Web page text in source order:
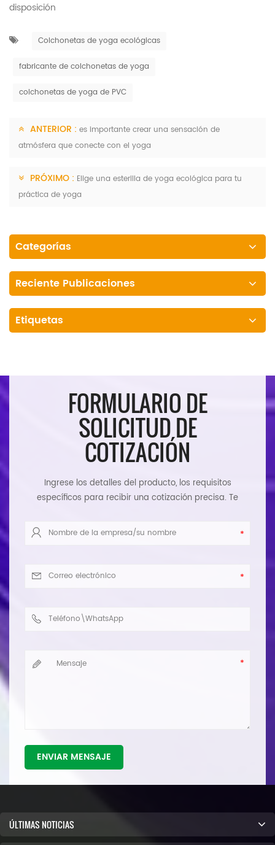
disposición
Colchonetas de yoga ecológicas
fabricante de colchonetas de yoga
colchonetas de yoga de PVC
ANTERIOR : es importante crear una sensación de
atmósfera que conecte con el yoga
PRÓXIMO : Elige una esterilla de yoga ecológica para tu
práctica de yoga
Categorías
Reciente Publicaciones
Etiquetas
FORMULARIO DE
SOLICITUD DE
COTIZACIÓN
Ingrese los detalles del producto, los requisitos
específicos para recibir una cotización precisa. Te
ENVIAR MENSAJE
ÚLTIMAS NOTICIAS